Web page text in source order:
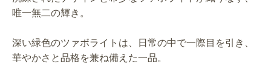
唯一無二の輝き。
深い緑色のツァボライトは、日常の中で一際目を引き、
華やかさと品格を兼ね備えた一品。